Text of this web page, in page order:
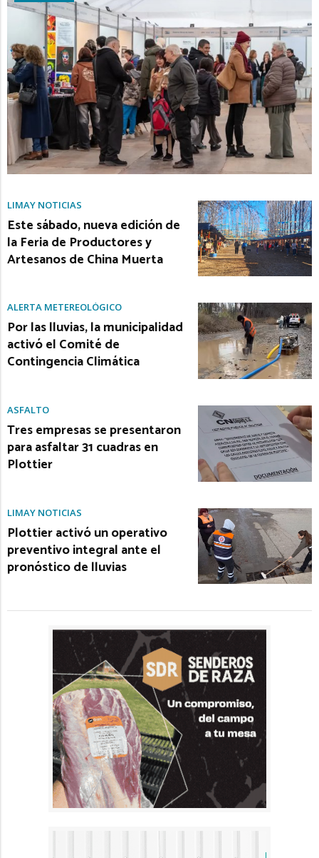
LIMAY NOTICIAS
Este sábado, nueva edición de
la Feria de Productores y
Artesanos de China Muerta
ALERTA METEREOLÓGICO
Por las lluvias, la municipalidad
activó el Comité de
Contingencia Climática
ASFALTO
Tres empresas se presentaron
para asfaltar 31 cuadras en
Plottier
LIMAY NOTICIAS
Plottier activó un operativo
preventivo integral ante el
pronóstico de lluvias